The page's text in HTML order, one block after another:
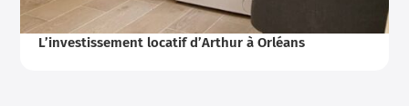
L’investissement locatif d’Arthur à Orléans